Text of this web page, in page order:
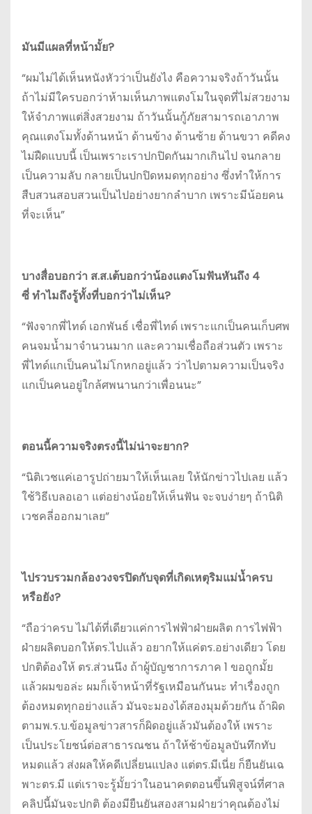
มันมีแผลที่หน้ามั้ย?
“ผมไม่ได้เห็นหนังหัวว่าเป็นยังไง คือความจริงถ้าวันนั้น
ถ้าไม่มีใครบอกว่าห้ามเห็นภาพแตงโมในจุดที่ไม่สวยงาม
ให้จำภาพแต่สิ่งสวยงาม ถ้าวันนั้นกู้ภัยสามารถเอาภาพ
คุณแตงโมทั้งด้านหน้า ด้านข้าง ด้านซ้าย ด้านขวา คดีคง
ไม่ฝืดแบบนี้ เป็นเพราะเราปกปิดกันมากเกินไป จนกลาย
เป็นความลับ กลายเป็นปกปิดหมดทุกอย่าง ซึ่งทำให้การ
สืบสวนสอบสวนเป็นไปอย่างยากลำบาก เพราะมีน้อยคน
ที่จะเห็น”
บางสื่อบอกว่า ส.ส.เต้บอกว่าน้องแตงโมฟันหันถึง 4
ซี่ทำไมถึงรู้ทั้งที่บอกว่าไม่เห็น?
“ฟังจากพี่ไทด์ เอกพันธ์ เชื่อพี่ไทด์ เพราะแกเป็นคนเก็บศพ
คนจมน้ำมาจำนวนมาก และความเชื่อถือส่วนตัว เพราะ
พี่ไทด์แกเป็นคนไม่โกหกอยู่แล้ว ว่าไปตามความเป็นจริง
แกเป็นคนอยู่ใกล้ศพนานกว่าเพื่อนนะ”
ตอนนี้ความจริงตรงนี้ไม่น่าจะยาก?
“นิติเวชแค่เอารูปถ่ายมาให้เห็นเลย ให้นักข่าวไปเลย แล้ว
ใช้วิธีเบลอเอา แต่อย่างน้อยให้เห็นฟัน จะจบง่ายๆ ถ้านิติ
เวชคลี่ออกมาเลย”
ไปรวบรวมกล้องวงจรปิดกับจุดที่เกิดเหตุริมแม่น้ำครบ
หรือยัง?
“ถือว่าครบ ไม่ได้ที่เดียวแค่การไฟฟ้าฝ่ายผลิต การไฟฟ้า
ฝ่ายผลิตบอกให้ตร.ไปแล้ว อยากให้แค่ตร.อย่างเดียว โดย
ปกติต้องให้ ตร.ส่วนนึง ถ้าผู้บัญชาการภาค 1 ขอถูกมั้ย
แล้วผมขอล่ะ ผมก็เจ้าหน้าที่รัฐเหมือนกันนะ ทำเรื่องถูก
ต้องหมดทุกอย่างแล้ว มันจะมองได้สองมุมด้วยกัน ถ้าผิด
ตามพ.ร.บ.ข้อมูลข่าวสารก็ผิดอยู่แล้วมันต้องให้ เพราะ
เป็นประโยชน์ต่อสาธารณชน ถ้าให้ช้าข้อมูลบันทึกทับ
หมดแล้ว ส่งผลให้คดีเปลี่ยนแปลง แต่ตร.มีเนี่ย ก็ยืนยันเฉ
พาะตร.มี แต่เราจะรู้มั้ยว่าในอนาคตตอนขึ้นพิสูจน์ที่ศาล
คลิปนี้มันจะปกติ ต้องมียืนยันสองสามฝ่ายว่าคุณต้องไม่